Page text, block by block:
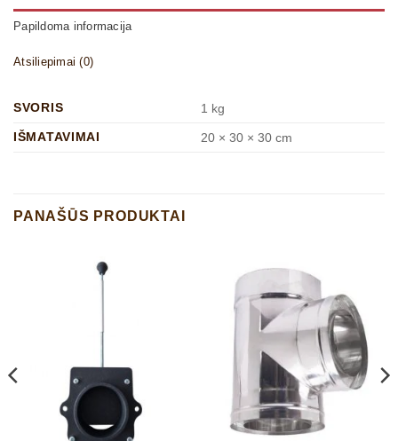
Papildoma informacija
Atsiliepimai (0)
SVORIS
1 kg
IŠMATAVIMAI
20 × 30 × 30 cm
PANAŠŪS PRODUKTAI